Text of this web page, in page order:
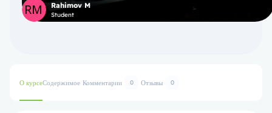
Rahimov M
Student
О курсеСодержимое Комментарии 0 Отзывы 0